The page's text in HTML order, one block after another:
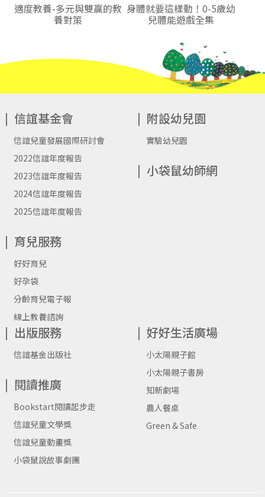
適度教養-多元與雙贏的教
養對策
身體就要這樣動！0-5歲幼
兒體能遊戲全集
信誼基金會
信誼兒童發展國際研討會
2022信誼年度報告
2023信誼年度報告
2024信誼年度報告
2025信誼年度報告
育兒服務
好好育兒
好孕袋
分齡育兒電子報
線上教養諮詢
附設幼兒園
實驗幼兒園
小袋鼠幼師網
出版服務
信誼基金出版社
閱讀推廣
Bookstart閱讀起步走
信誼兒童文學獎
信誼兒童動畫獎
小袋鼠說故事劇團
好好生活廣場
小太陽親子館
小太陽親子書房
知新劇場
農人餐桌
Green & Safe